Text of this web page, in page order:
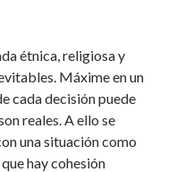
étnica, religiosa y
Máxime en un
cada decisión puede
reales. A ello se
una situación como
hay cohesión